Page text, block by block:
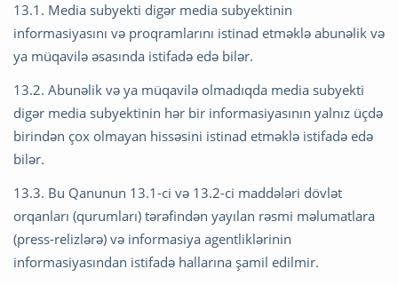
13.1. Media subyekti digər media subyektinin
informasiyasını və proqramlarını istinad etməklə abunəlik və
ya müqavilə əsasında istifadə edə bilər.
13.2. Abunəlik və ya müqavilə olmadıqda media subyekti
digər media subyektinin hər bir informasiyasının yalnız üçdə
birindən çox olmayan hissəsini istinad etməklə istifadə edə
bilər.
13.3. Bu Qanunun 13.1-ci və 13.2-ci maddələri dövlət
orqanları (qurumları) tərəfindən yayılan rəsmi məlumatlara
(press-relizlərə) və informasiya agentliklərinin
informasiyasından istifadə hallarına şamil edilmir.